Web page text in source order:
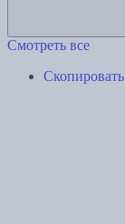
Смотреть все
Скопировать